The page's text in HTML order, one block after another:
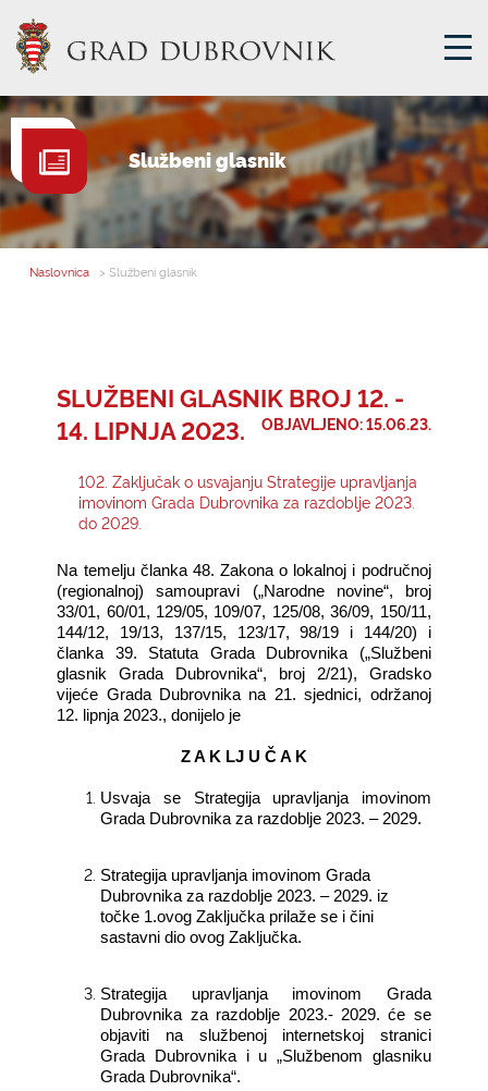
GRADSKA UPRAVA
GRADONAČELNIK
MJESNA SAMOUPRAVA
E-USLUGE
Službeni glasnik
Naslovnica > Službeni glasnik
SLUŽBENI GLASNIK BROJ 12. -
14. LIPNJA 2023.
OBJAVLJENO: 15.06.23.
102. Zaključak o usvajanju Strategije upravljanja
imovinom Grada Dubrovnika za razdoblje 2023.
do 2029.
Na temelju članka 48. Zakona o lokalnoj i područnoj
(regionalnoj) samoupravi („Narodne novine“, broj
33/01, 60/01, 129/05, 109/07, 125/08, 36/09, 150/11,
144/12, 19/13, 137/15, 123/17, 98/19 i 144/20) i
članka 39. Statuta Grada Dubrovnika („Službeni
glasnik Grada Dubrovnika“, broj 2/21), Gradsko
vijeće Grada Dubrovnika na 21. sjednici, održanoj
12. lipnja 2023., donijelo je
Z A K LJ U Č A K
Usvaja se Strategija upravljanja imovinom
Grada Dubrovnika za razdoblje 2023. – 2029.
Strategija upravljanja imovinom Grada
Dubrovnika za razdoblje 2023. – 2029. iz
točke 1.ovog Zaključka prilaže se i čini
sastavni dio ovog Zaključka.
Strategija upravljanja imovinom Grada
Dubrovnika za razdoblje 2023.- 2029. će se
objaviti na službenoj internetskoj stranici
Grada Dubrovnika i u „Službenom glasniku
Grada Dubrovnika“.